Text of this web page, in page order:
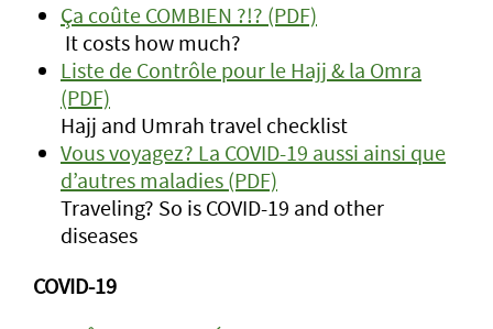
Ça coûte COMBIEN ?!? (PDF)
It costs how much?
Liste de Contrôle pour le Hajj & la Omra
(PDF)
Hajj and Umrah travel checklist
Vous voyagez? La COVID-19 aussi ainsi que
d’autres maladies (PDF)
Traveling? So is COVID-19 and other
diseases
COVID-19